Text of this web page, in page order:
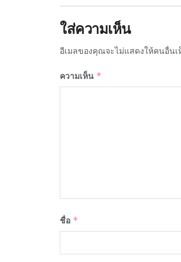
ใส่ความเห็น
อีเมลของคุณจะไม่แสดงให้คนอื่นเ
ความเห็น *
ชื่อ *